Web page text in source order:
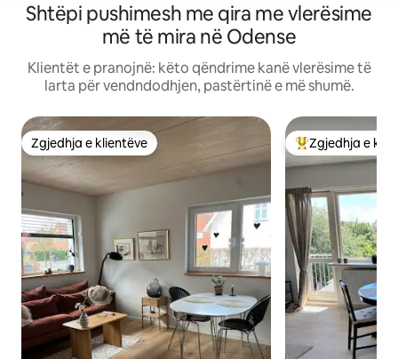
Shtëpi pushimesh me qira me vlerësime
më të mira në Odense
Klientët e pranojnë: këto qëndrime kanë vlerësime të
larta për vendndodhjen, pastërtinë e më shumë.
Zgjedhja e klientëve
Zgjedhja e klientëve Më të mirat e
Zgjedhja e